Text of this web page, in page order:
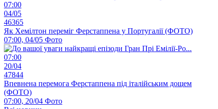
07:00
04/05
46365
Як Хемілтон переміг Ферстаппена у Португалії (ФОТО)
07:00, 04/05 Фото
07:00
20/04
47844
Впевнена перемога Ферстаппена під італійським дощем
(ФОТО)
07:00, 20/04 Фото